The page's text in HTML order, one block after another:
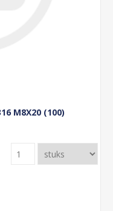
M8X20 (100)